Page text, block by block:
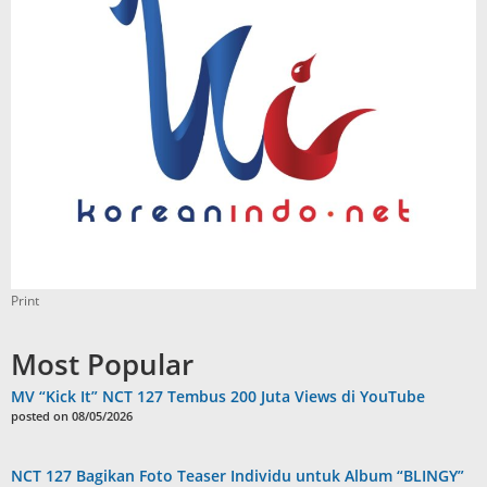
Print
Most Popular
MV “Kick It” NCT 127 Tembus 200 Juta Views di YouTube
posted on 08/05/2026
NCT 127 Bagikan Foto Teaser Individu untuk Album “BLINGY”